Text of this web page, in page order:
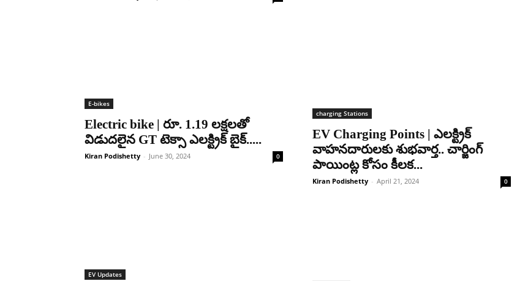
E-bikes
Electric bike | రూ. 1.19 లక్షలతో
విడుదలైన GT టెక్సా ఎలక్ట్రిక్ బైక్.....
Kiran Podishetty - June 30, 2024 0
charging Stations
EV Charging Points | ఎలక్ట్రిక్
వాహనదారులకు శుభవార్త.. చార్జింగ్
పాయింట్ల కోసం కీలక...
Kiran Podishetty - April 21, 2024 0
EV Updates